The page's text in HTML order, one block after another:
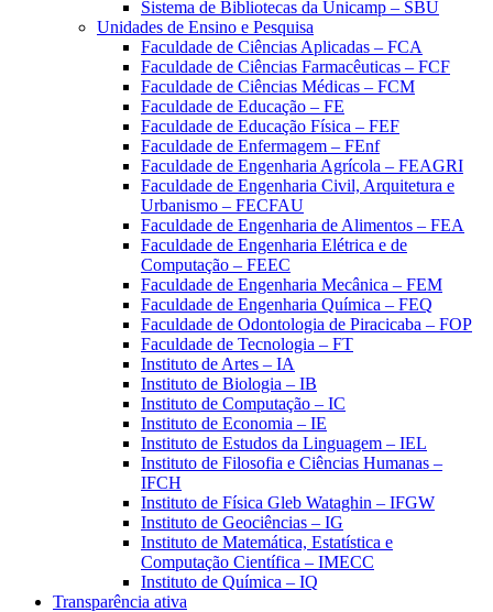
Sistema de Bibliotecas da Unicamp – SBU
Unidades de Ensino e Pesquisa
Faculdade de Ciências Aplicadas – FCA
Faculdade de Ciências Farmacêuticas – FCF
Faculdade de Ciências Médicas – FCM
Faculdade de Educação – FE
Faculdade de Educação Física – FEF
Faculdade de Enfermagem – FEnf
Faculdade de Engenharia Agrícola – FEAGRI
Faculdade de Engenharia Civil, Arquitetura e
Urbanismo – FECFAU
Faculdade de Engenharia de Alimentos – FEA
Faculdade de Engenharia Elétrica e de
Computação – FEEC
Faculdade de Engenharia Mecânica – FEM
Faculdade de Engenharia Química – FEQ
Faculdade de Odontologia de Piracicaba – FOP
Faculdade de Tecnologia – FT
Instituto de Artes – IA
Instituto de Biologia – IB
Instituto de Computação – IC
Instituto de Economia – IE
Instituto de Estudos da Linguagem – IEL
Instituto de Filosofia e Ciências Humanas –
IFCH
Instituto de Física Gleb Wataghin – IFGW
Instituto de Geociências – IG
Instituto de Matemática, Estatística e
Computação Científica – IMECC
Instituto de Química – IQ
Transparência ativa